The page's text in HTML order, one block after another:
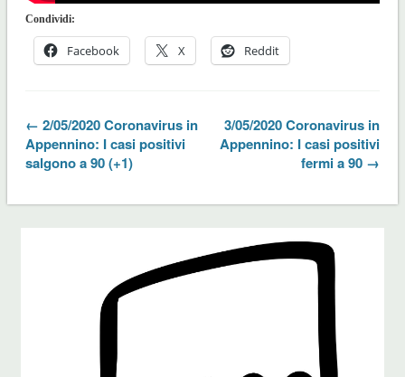
Condividi:
Facebook X Reddit
← 2/05/2020 Coronavirus in
Appennino: I casi positivi
salgono a 90 (+1)
3/05/2020 Coronavirus in
Appennino: I casi positivi
fermi a 90 →